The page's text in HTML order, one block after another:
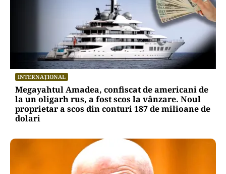
INTERNAȚIONAL
Megayahtul Amadea, confiscat de americani de
la un oligarh rus, a fost scos la vânzare. Noul
proprietar a scos din conturi 187 de milioane de
dolari